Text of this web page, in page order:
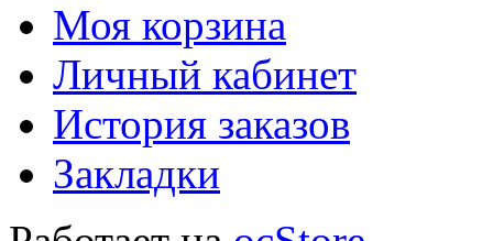
Моя корзина
Личный кабинет
История заказов
Закладки